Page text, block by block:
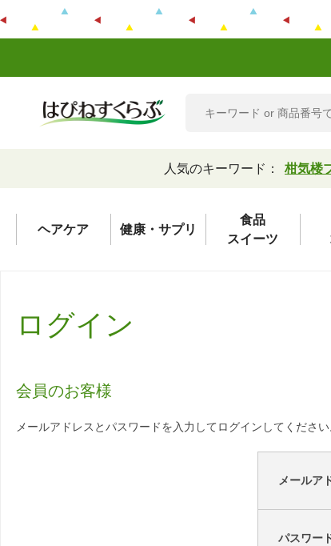
人気のキーワード： 柑気楼
ヘアケア 健康・サプリ
食品
スイーツ
ログイン
会員のお客様
メールアドレスとパスワードを入力してログインしてください
メールア
パスワー